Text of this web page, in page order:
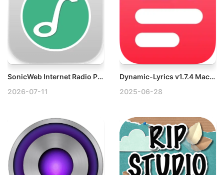
SonicWeb Internet Radio Player v2.7 Mac网络电台播放器
2026-07-11
Dynamic-Lyrics v1.7.4 Mac锁屏灵动岛歌词、歌词翻译
2025-06-28